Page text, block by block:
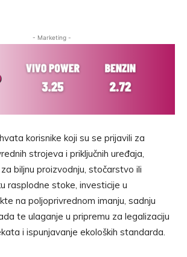
- Marketing -
korisnike koji su se prijavili za
strojeva i priključnih uređaja,
biljnu proizvodnju, stočarstvo ili
rasplodne stoke, investicije u
na poljoprivrednom imanju, sadnju
te ulaganje u pripremu za legalizaciju
i ispunjavanje ekoloških standarda.